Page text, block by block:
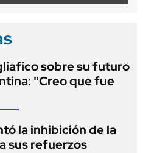
sobre su futuro
"Creo que fue
la inhibición de la
sus refuerzos